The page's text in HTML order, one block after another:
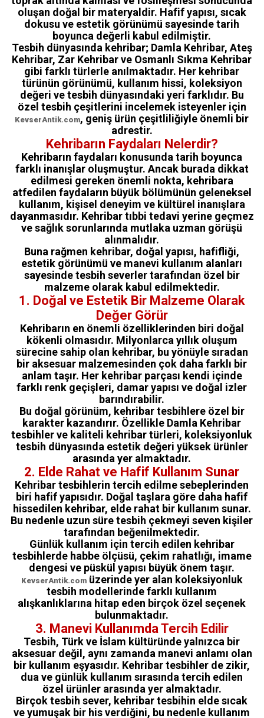
oluşan doğal bir materyaldir. Hafif yapısı, sıcak
dokusu ve estetik görünümü sayesinde tarih
boyunca değerli kabul edilmiştir.
Tesbih dünyasında kehribar; Damla Kehribar, Ateş
Kehribar, Zar Kehribar ve Osmanlı Sıkma Kehribar
gibi farklı türlerle anılmaktadır. Her kehribar
türünün görünümü, kullanım hissi, koleksiyon
değeri ve tesbih dünyasındaki yeri farklıdır. Bu
özel tesbih çeşitlerini incelemek isteyenler için
KevserAntik.com, geniş ürün çeşitliliğiyle önemli bir
adrestir.
Kehribarın Faydaları Nelerdir?
Kehribarın faydaları konusunda tarih boyunca
farklı inanışlar oluşmuştur. Ancak burada dikkat
edilmesi gereken önemli nokta, kehribara
atfedilen faydaların büyük bölümünün geleneksel
kullanım, kişisel deneyim ve kültürel inanışlara
dayanmasıdır. Kehribar tıbbi tedavi yerine geçmez
ve sağlık sorunlarında mutlaka uzman görüşü
alınmalıdır.
Buna rağmen kehribar, doğal yapısı, hafifliği,
estetik görünümü ve manevi kullanım alanları
sayesinde tesbih severler tarafından özel bir
malzeme olarak kabul edilmektedir.
1. Doğal ve Estetik Bir Malzeme Olarak
Değer Görür
Kehribarın en önemli özelliklerinden biri doğal
kökenli olmasıdır. Milyonlarca yıllık oluşum
sürecine sahip olan kehribar, bu yönüyle sıradan
bir aksesuar malzemesinden çok daha farklı bir
anlam taşır. Her kehribar parçası kendi içinde
farklı renk geçişleri, damar yapısı ve doğal izler
barındırabilir.
Bu doğal görünüm, kehribar tesbihlere özel bir
karakter kazandırır. Özellikle Damla Kehribar
tesbihler ve kaliteli kehribar türleri, koleksiyonluk
tesbih dünyasında estetik değeri yüksek ürünler
arasında yer almaktadır.
2. Elde Rahat ve Hafif Kullanım Sunar
Kehribar tesbihlerin tercih edilme sebeplerinden
biri hafif yapısıdır. Doğal taşlara göre daha hafif
hissedilen kehribar, elde rahat bir kullanım sunar.
Bu nedenle uzun süre tesbih çekmeyi seven kişiler
tarafından beğenilmektedir.
Günlük kullanım için tercih edilen kehribar
tesbihlerde habbe ölçüsü, çekim rahatlığı, imame
dengesi ve püskül yapısı büyük önem taşır.
KevserAntik.comüzerinde yer alan koleksiyonluk
tesbih modellerinde farklı kullanım
alışkanlıklarına hitap eden birçok özel seçenek
bulunmaktadır.
3. Manevi Kullanımda Tercih Edilir
Tesbih, Türk ve İslam kültüründe yalnızca bir
aksesuar değil, aynı zamanda manevi anlamı olan
bir kullanım eşyasıdır. Kehribar tesbihler de zikir,
dua ve günlük kullanım sırasında tercih edilen
özel ürünler arasında yer almaktadır.
Birçok tesbih sever, kehribar tesbihin elde sıcak
ve yumuşak bir his verdiğini, bu nedenle kullanım